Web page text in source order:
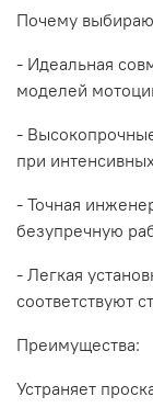
Почему
- Идеальная
моделей
-
при
- Точная
безупречную
- Легкая
соответствуют
Преимущества:
Устраняет